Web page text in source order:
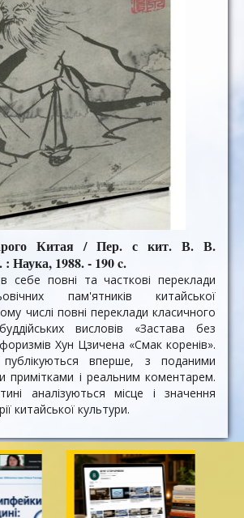
Китая / Пер. с кит. В. В.
Наука, 1988. - 190 c.
себе повні та часткові переклади
пам'ятників китайської
числі повні переклади класичного
висловів «Застава без
Хун Цзичена «Смак коренів».
вперше, з поданими
примітками і реальним коментарем.
аналізуються місце і значення
китайської культури.